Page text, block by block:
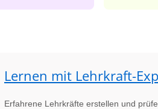
Lernen mit Lehrkraft-
Erfahrene Lehrkräfte erstellen und